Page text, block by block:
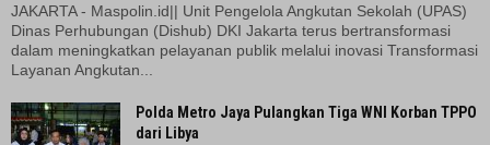
JAKARTA - Maspolin.id|| Unit Pengelola Angkutan Sekolah (UPAS)
Dinas Perhubungan (Dishub) DKI Jakarta terus bertransformasi
dalam meningkatkan pelayanan publik melalui inovasi Transformasi
Layanan Angkutan...
Polda Metro Jaya Pulangkan Tiga WNI Korban TPPO
dari Libya